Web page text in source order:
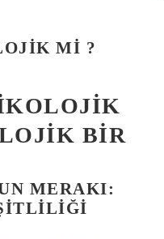
MI ?
BIR
MERAKI: